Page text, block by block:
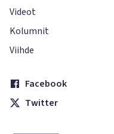
Videot
Kolumnit
Viihde
Facebook
Twitter